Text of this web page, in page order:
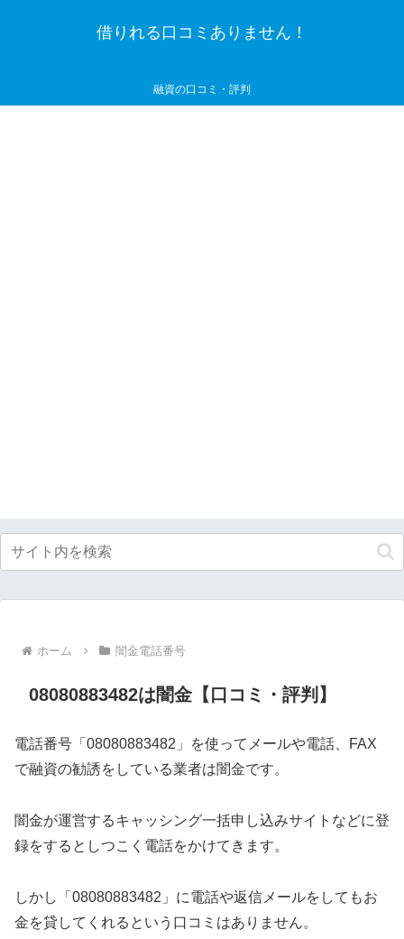
借りれる口コミありません！
融資の口コミ・評判
ホーム 闇金電話番号
08080883482は闇金【口コミ・評判】
電話番号「08080883482」を使ってメールや電話、FAX
で融資の勧誘をしている業者は闇金です。
闇金が運営するキャッシング一括申し込みサイトなどに登
録をするとしつこく電話をかけてきます。
しかし「08080883482」に電話や返信メールをしてもお
金を貸してくれるという口コミはありません。